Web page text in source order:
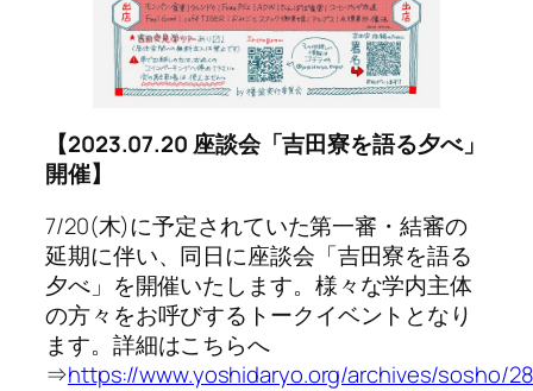
【2023.07.20 座談会「吉田寮を語る夕べ」
開催】
7/20(木)に予定されていた第一審・結審の
延期に伴い、同日に座談会「吉田寮を語る
夕べ」を開催いたします。様々な学内主体
の方々をお呼びするトークイベントとなり
ます。詳細はこちらへ
⇒https://www.yoshidaryo.org/archives/sosho/